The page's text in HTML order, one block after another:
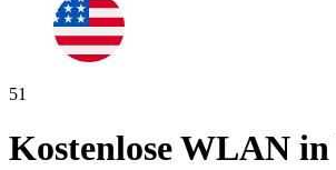
51
Kostenlose WLAN in